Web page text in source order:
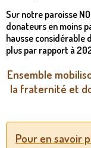
Sur notre paroisse
donateurs en moins
hausse considérable
plus par rapport à
Ensemble
la fraternité et
Pour en savoir